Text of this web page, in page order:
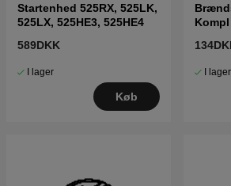
Startenhed 525RX, 525LK,
525LX, 525HE3, 525HE4
589DKK
I lager
Køb
Kompl
I lager